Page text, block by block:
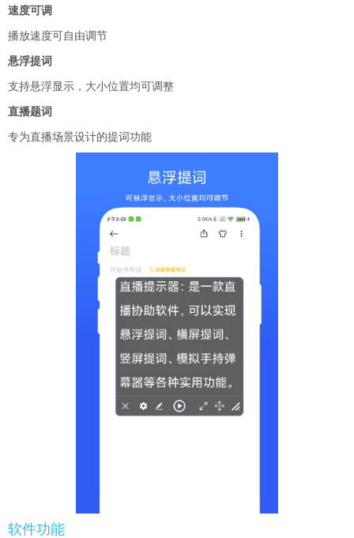
速度可调
播放速度可自由调节
悬浮提词
支持悬浮显示，大小位置均可调整
直播题词
专为直播场景设计的提词功能
软件功能